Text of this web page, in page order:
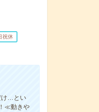
祝休
け…とい
≪動きや